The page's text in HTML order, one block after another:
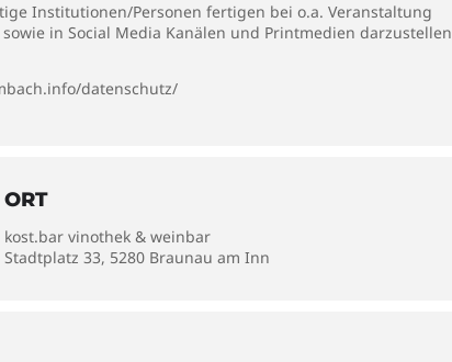
Institutionen/Personen fertigen bei o.a. Veranstaltung
in Social Media Kanälen und Printmedien darzustellen
datenschutz/
ORT
kost.bar vinothek & weinbar
Stadtplatz 33, 5280 Braunau am Inn